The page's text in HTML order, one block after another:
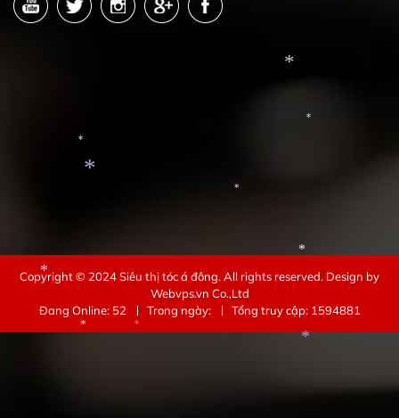
*
*
Copyright © 2024Siêu thị tóc á đông. All rights reserved. Design by
Webvps.vn Co.,Ltd
Đang Online: 52
Trong ngày: Tổng truy cập: 1594881